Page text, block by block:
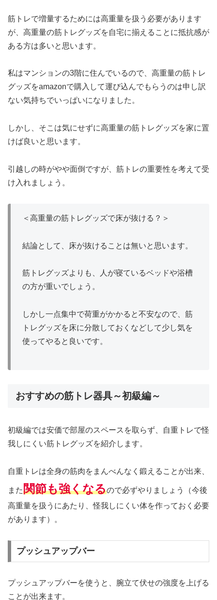
筋トレで増量するためには高重量を扱う必要があります
が、高重量の筋トレグッズを自宅に揃えることに抵抗感が
ある方は多いと思います。
私はマンションの3階に住んでいるので、高重量の筋トレ
グッズをamazonで購入して運び込んでもらうのは申し訳
ない気持ちでいっぱいになりました。
しかし、そこは気にせずに高重量の筋トレグッズを家に置
けば良いと思います。
引越しの時がやや面倒ですが、筋トレの重要性を考えて受
け入れましょう。
＜高重量の筋トレグッズで床が抜ける？＞
結論として、床が抜けることは無いと思います。
筋トレグッズよりも、人が寝ているベッドや浴槽
の方が重いでしょう。
しかし一点集中で荷重がかかると不安なので、筋
トレグッズを床に分散しておくなどして少し気を
使ってやると良いです。
おすすめの筋トレ器具～初級編～
初級編では安価で部屋のスペースを取らず、自重トレで怪
我しにくい筋トレグッズを紹介します。
自重トレは全身の筋肉をまんべんなく鍛えることが出来、
また関節も強くなるので必ずやりましょう（今後
高重量を扱うにあたり、怪我しにくい体を作っておく必要
があります）。
プッシュアップバー
プッシュアップバーを使うと、腕立て伏せの強度を上げる
ことが出来ます。